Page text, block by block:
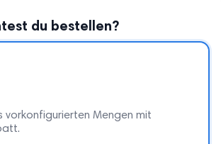
du bestellen?
vorkonfigurierten Mengen mit